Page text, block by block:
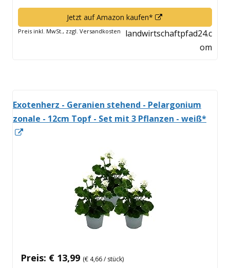
Jetzt auf Amazon kaufen*
neuem
Fenster
Preis inkl. MwSt., zzgl. Versandkosten
landwirtschaftpfad24.c
om
Exotenherz - Geranien stehend - Pelargonium
zonale - 12cm Topf - Set mit 3 Pflanzen - weiß*
Preis: € 13,99 (€ 4,66 / stück)